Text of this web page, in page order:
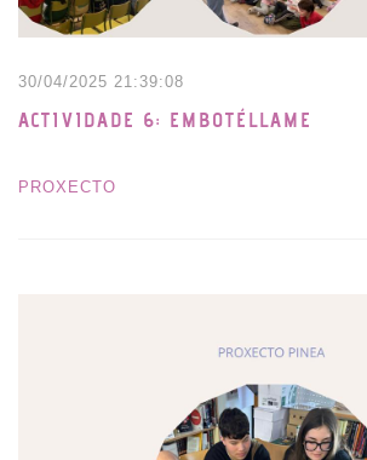
30/04/2025 21:39:08
ACTIVIDADE 6: EMBOTÉLLAME
PROXECTO